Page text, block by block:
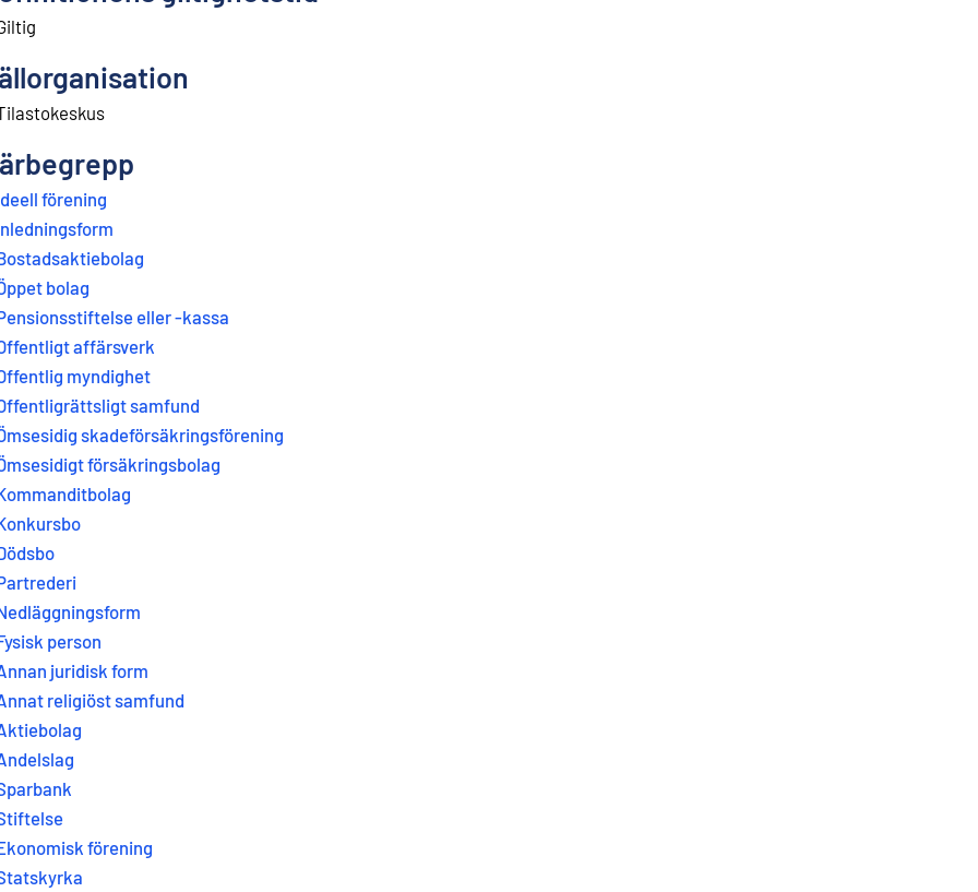
förening
bolag
eller -kassa
affärsverk
myndighet
samfund
skadeförsäkringsförening
försäkringsbolag
person
juridisk form
religiöst samfund
förening